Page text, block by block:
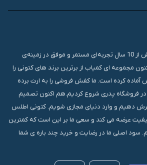
تنظیماتکتونی اطلس با بیش از 10 سال تجربه‌ای مستمر و موفق در زمینه‌ی
مجموعه ای کمیاب از برترین برند های کتونی را
آماده کرده است. ما کفش فروشی را به ارث برده
در فروشگاه پدری شروع کردیم.هم اکنون تصمیم
دهیم و وارد دنیای مجازی شویم. کتونی اطلس
کیفیت عرضه می کند و سعی ما بر این است که کمترین
سود اصلی ما در رضایت و خرید چند باره ی شما